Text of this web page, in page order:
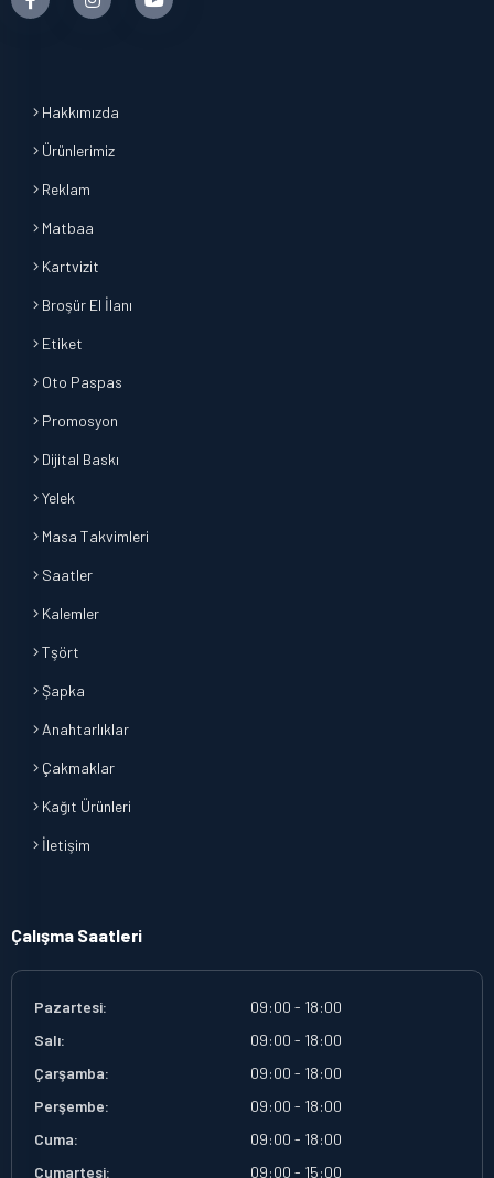
Hakkımızda
Ürünlerimiz
Reklam
Matbaa
Kartvizit
Broşür El İlanı
Etiket
Oto Paspas
Promosyon
Dijital Baskı
Yelek
Masa Takvimleri
Saatler
Kalemler
Tşört
Şapka
Anahtarlıklar
Çakmaklar
Kağıt Ürünleri
İletişim
Çalışma Saatleri
Pazartesi:
09:00 - 18:00
Salı:
09:00 - 18:00
Çarşamba:
09:00 - 18:00
Perşembe:
09:00 - 18:00
Cuma:
09:00 - 18:00
Cumartesi:
09:00 - 15:00